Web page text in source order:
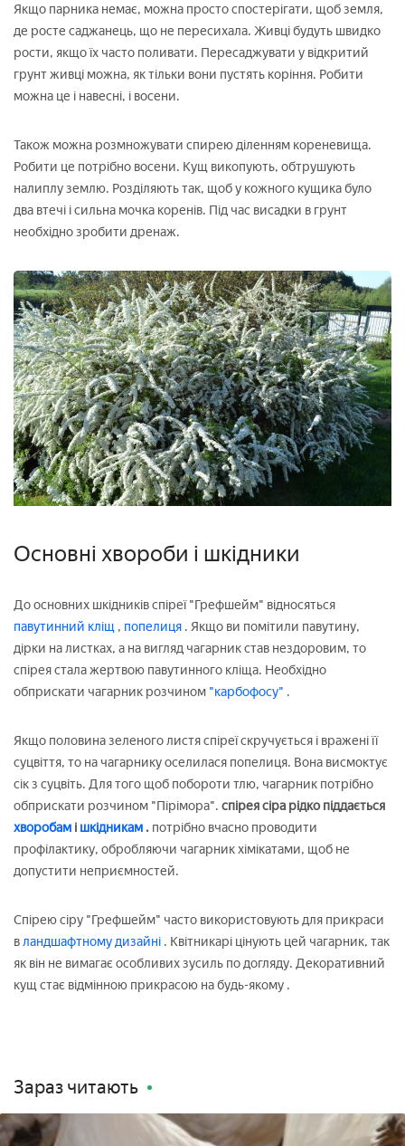
Якщо парника немає, можна просто спостерігати, щоб земля,
де росте саджанець, що не пересихала. Живці будуть швидко
рости, якщо їх часто поливати. Пересаджувати у відкритий
грунт живці можна, як тільки вони пустять коріння. Робити
можна це і навесні, і восени.
Також можна розмножувати спирею діленням кореневища.
Робити це потрібно восени. Кущ викопують, обтрушують
налиплу землю. Розділяють так, щоб у кожного кущика було
два втечі і сильна мочка коренів. Під час висадки в грунт
необхідно зробити дренаж.
Основні хвороби і шкідники
До основних шкідників спіреї "Грефшейм" відносяться
павутинний кліщ , попелиця . Якщо ви помітили павутину,
дірки на листках, а на вигляд чагарник став нездоровим, то
спірея стала жертвою павутинного кліща. Необхідно
обприскати чагарник розчином "карбофосу" .
Якщо половина зеленого листя спіреї скручується і вражені її
суцвіття, то на чагарнику оселилася попелиця. Вона висмоктує
сік з суцвіть. Для того щоб побороти тлю, чагарник потрібно
обприскати розчином "Пірімора". спірея сіра рідко піддається
хворобам і шкідникам . потрібно вчасно проводити
профілактику, обробляючи чагарник хімікатами, щоб не
допустити неприємностей.
Спірею сіру "Грефшейм" часто використовують для прикраси
вландшафтному дизайні . Квітникарі цінують цей чагарник, так
як він не вимагає особливих зусиль по догляду. Декоративний
кущ стає відмінною прикрасою на будь-якому .
Зараз читають